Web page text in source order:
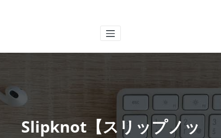
Slipknot【スリップノッ